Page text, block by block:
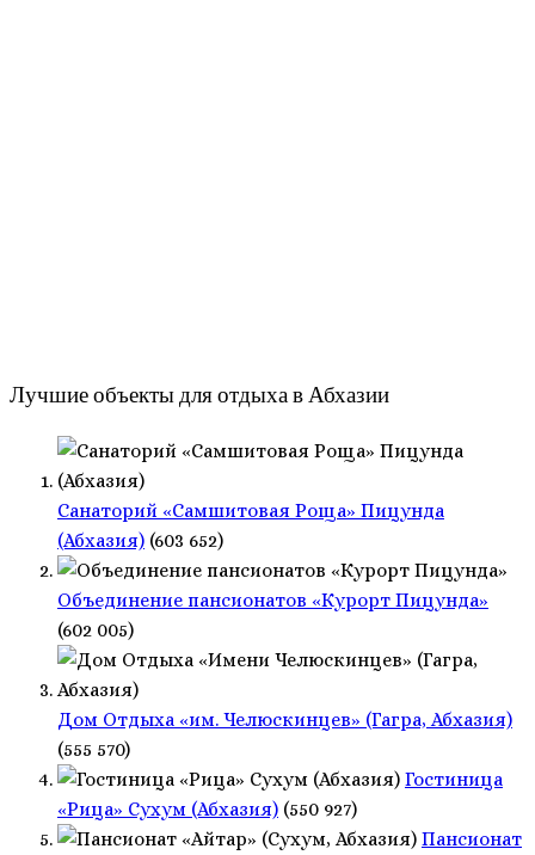
Лучшие объекты для отдыха в Абхазии
Санаторий «Самшитовая Роща» Пицунда
(Абхазия) (603 652)
Объединение пансионатов «Курорт Пицунда»
(602 005)
Дом Отдыха «им. Челюскинцев» (Гагра, Абхазия)
(555 570)
Гостиница
«Рица» Сухум (Абхазия) (550 927)
Пансионат